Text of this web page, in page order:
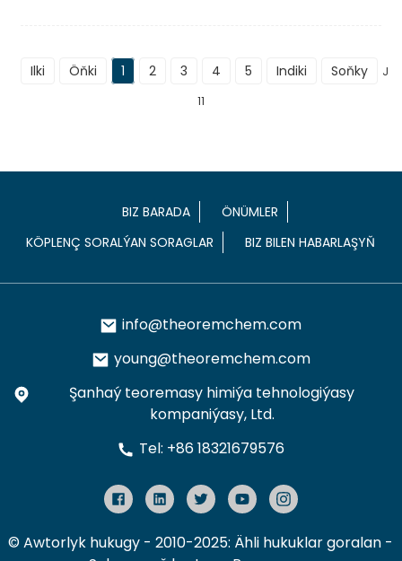
Ilki Öňki 1 2 3 4 5 Indiki Soňky
11
BIZ BARADA
ÖNÜMLER
KÖPLENÇ SORALÝAN SORAGLAR
BIZ BILEN HABARLAŞYŇ
info@theoremchem.com
young@theoremchem.com
Şanhaý teoremasy himiýa tehnologiýasy
kompaniýasy, Ltd.
Tel: +86 18321679576
© Awtorlyk hukugy - 2010-2025: Ähli hukuklar goralan -